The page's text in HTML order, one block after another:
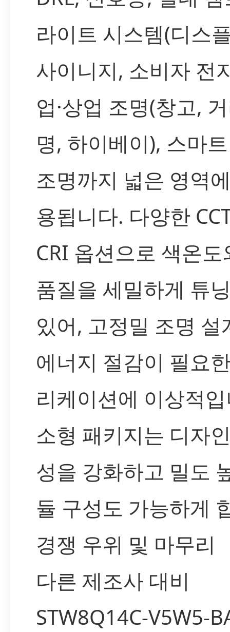
라이트 시스템(디스
사이니지, 소비자 전
업·상업 조명(창고,
명, 하이베이), 스마
조명까지 넓은 영역
용됩니다. 다양한
CRI 옵션으로 색온도
품질을 세밀하게 튜
있어, 고정밀 조명 설
에너지 절감이 필요
리케이션에 이상적
소형 패키지는 디자
성을 강화하고 밀도
듈 구성도 가능하게
경쟁 우위 및 마무리
다른 제조사 대비
STW8Q14C-V5W5-